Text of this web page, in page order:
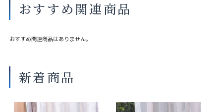
おすすめ関連商品
おすすめ関連商品はありません。
新着商品